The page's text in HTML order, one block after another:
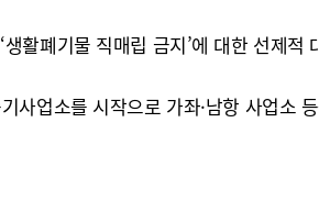
생활폐기물 직매립 금지’에 대한 선제
사업소를 시작으로 가좌·남항 사업소